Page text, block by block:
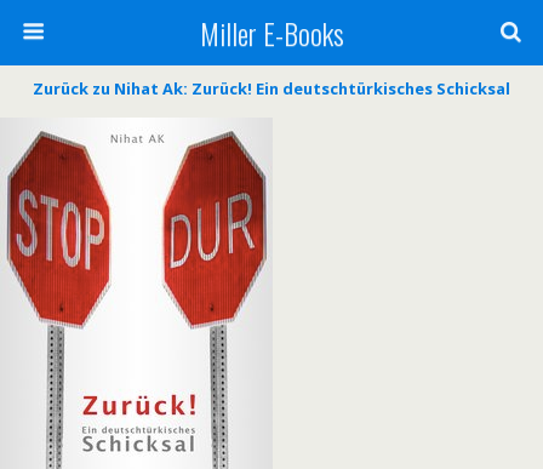
Miller E-Books
Zurück zu Nihat Ak: Zurück! Ein deutschtürkisches Schicksal